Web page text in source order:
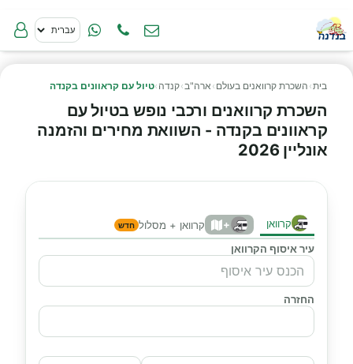
בית› השכרת קרוואנים בעולם › ארה"ב›קנדה ›טיול עם קראוונים בקנדה
השכרת קרוואנים ורכבי נופש בטיול עם
קראוונים בקנדה - השוואת מחירים והזמנה
אונליין 2026
קרוואן + קרוואן + מסלול חדש
עיר איסוף הקרוואן
החזרה